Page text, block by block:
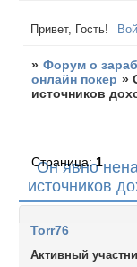
Привет, Гость!
» Форум о
онлайн покер »
источников
Он явно
источников
Страница:1
Torr76
Активный